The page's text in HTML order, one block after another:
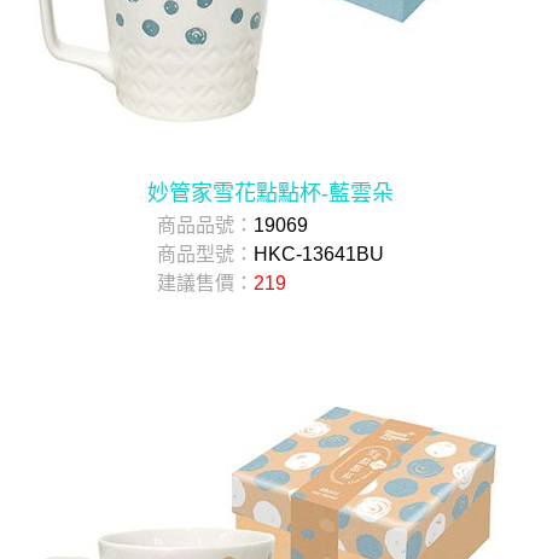
妙管家雪花點點杯-藍雲朵
商品品號： 19069
商品型號： HKC-13641BU
建議售價： 219